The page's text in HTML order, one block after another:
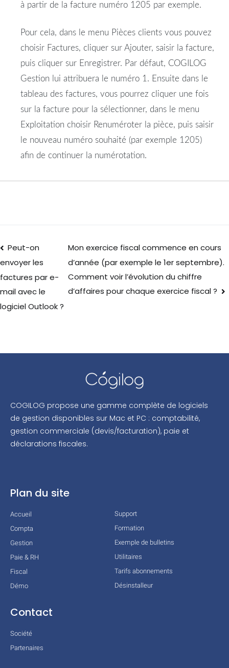
à partir de la facture numéro 1205 par exemple.
Pour cela, dans le menu Pièces clients vous pouvez
choisir Factures, cliquer sur Ajouter, saisir la facture,
puis cliquer sur Enregistrer. Par défaut, COGILOG
Gestion lui attribuera le numéro 1. Ensuite dans le
tableau des factures, vous pourrez cliquer une fois
sur la facture pour la sélectionner, dans le menu
Exploitation choisir Renuméroter la pièce, puis saisir
le nouveau numéro souhaité (par exemple 1205)
afin de continuer la numérotation.
Peut-on
envoyer les
factures par e-
mail avec le
logiciel Outlook ?
Mon exercice fiscal commence en cours
d’année (par exemple le 1er septembre).
Comment voir l’évolution du chiffre
d’affaires pour chaque exercice fiscal ?
COGILOG propose une gamme complète de logiciels
de gestion disponibles sur Mac et PC : comptabilité,
gestion commerciale (devis/facturation), paie et
déclarations fiscales.
Plan du site
Accueil
Compta
Gestion
Paie & RH
Fiscal
Démo
Support
Formation
Exemple de bulletins
Utilitaires
Tarifs abonnements
Désinstalleur
Contact
Société
Partenaires